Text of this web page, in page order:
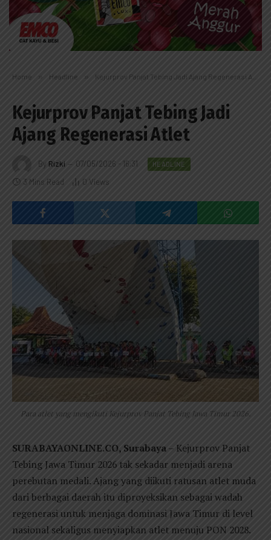
Home » Headline » Kejurprov Panjat Tebing Jadi Ajang Regenerasi Atlet
Kejurprov Panjat Tebing Jadi
Ajang Regenerasi Atlet
By Rizki 07/05/2026 - 16:31 HEADLINE
3 Mins Read 0 Views
Para atlet yang mengikuti Kejurprov Panjat Tebing Jawa Timur 2026.
SURABAYAONLINE.CO, Surabaya– Kejurprov Panjat
Tebing Jawa Timur 2026 tak sekadar menjadi arena
perebutan medali. Ajang yang diikuti ratusan atlet muda
dari berbagai daerah itu diproyeksikan sebagai wadah
regenerasi untuk menjaga dominasi Jawa Timur di level
nasional sekaligus menyiapkan atlet menuju PON 2028.